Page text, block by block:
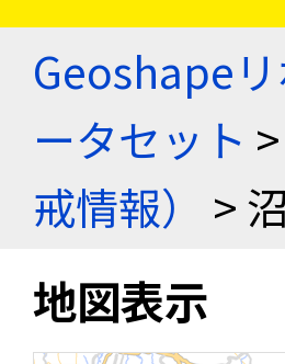
Geoshape
ータセット >
戒情報）
>
地図表示